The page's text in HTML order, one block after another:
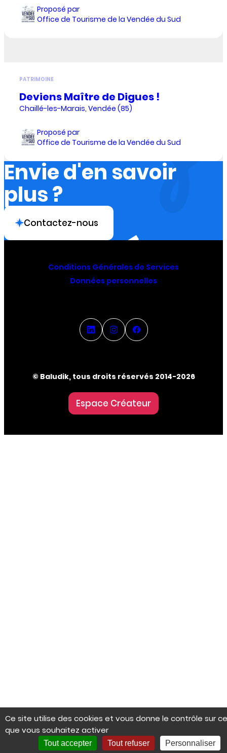
Proposé par
Office de Tourisme de la Vendée du Sud
PATRIMOINE
Deviens Maître de Digues !
Chaillé-les-Marais, Vendée (85)
Proposé par
Office de Tourisme de la Vendée du Sud
Envie d'en savoir
plus ?
Contactez-nous
Conditions Générales de Services
Données personnelles
© Baludik, tous droits réservés 2014-2026
Espace Créateur
Ce site utilise des cookies et vous donne le contrôle sur
que vous souhaitez activer
Tout accepter Tout refuser Personnaliser